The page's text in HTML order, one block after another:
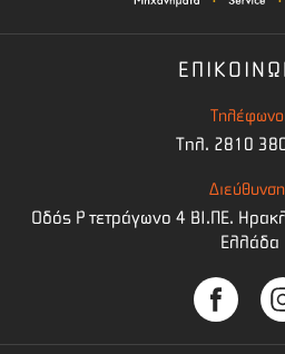
Τηλ. 2810
Οδός Ρ τετράγωνο 4 BI.ΠΕ.
Ελλάδα